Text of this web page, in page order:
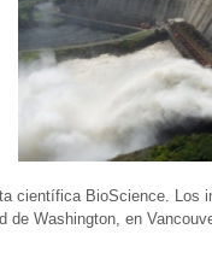
científica BioScience. Los
de Washington, en